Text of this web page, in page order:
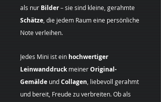
als nur Bilder– sie sind kleine, gerahmte
Schätze , die jedem Raum eine persönliche
Note verleihen.
Jedes Mini ist ein hochwertiger
Leinwanddruck meinerOriginal-
Gemälde undCollagen , liebevoll gerahmt
und bereit, Freude zu verbreiten. Ob als